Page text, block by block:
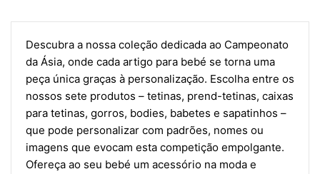
Descubra a nossa coleção dedicada ao Campeonato
da Ásia, onde cada artigo para bebé se torna uma
peça única graças à personalização. Escolha entre os
nossos sete produtos – tetinas, prend-tetinas, caixas
para tetinas, gorros, bodies, babetes e sapatinhos –
que pode personalizar com padrões, nomes ou
imagens que evocam esta competição empolgante.
Ofereça ao seu bebé um acessório na moda e